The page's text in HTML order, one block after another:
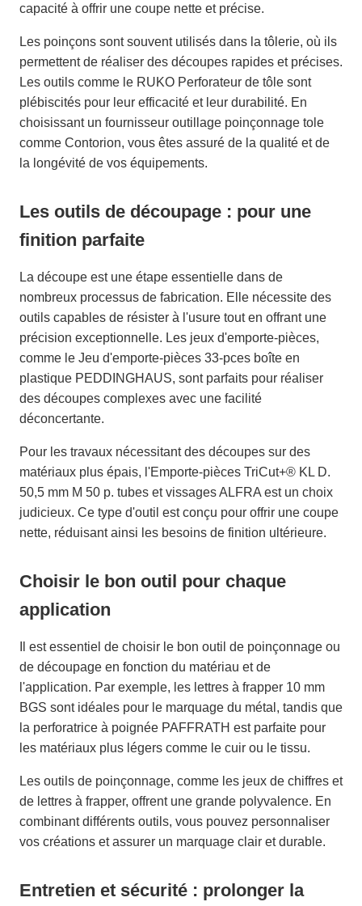
capacité à offrir une coupe nette et précise.
Les poinçons sont souvent utilisés dans la tôlerie, où ils
permettent de réaliser des découpes rapides et précises.
Les outils comme le RUKO Perforateur de tôle sont
plébiscités pour leur efficacité et leur durabilité. En
choisissant un fournisseur outillage poinçonnage tole
comme Contorion, vous êtes assuré de la qualité et de
la longévité de vos équipements.
Les outils de découpage : pour une
finition parfaite
La découpe est une étape essentielle dans de
nombreux processus de fabrication. Elle nécessite des
outils capables de résister à l'usure tout en offrant une
précision exceptionnelle. Les jeux d'emporte-pièces,
comme le Jeu d'emporte-pièces 33-pces boîte en
plastique PEDDINGHAUS, sont parfaits pour réaliser
des découpes complexes avec une facilité
déconcertante.
Pour les travaux nécessitant des découpes sur des
matériaux plus épais, l'Emporte-pièces TriCut+® KL D.
50,5 mm M 50 p. tubes et vissages ALFRA est un choix
judicieux. Ce type d'outil est conçu pour offrir une coupe
nette, réduisant ainsi les besoins de finition ultérieure.
Choisir le bon outil pour chaque
application
Il est essentiel de choisir le bon outil de poinçonnage ou
de découpage en fonction du matériau et de
l'application. Par exemple, les lettres à frapper 10 mm
BGS sont idéales pour le marquage du métal, tandis que
la perforatrice à poignée PAFFRATH est parfaite pour
les matériaux plus légers comme le cuir ou le tissu.
Les outils de poinçonnage, comme les jeux de chiffres et
de lettres à frapper, offrent une grande polyvalence. En
combinant différents outils, vous pouvez personnaliser
vos créations et assurer un marquage clair et durable.
Entretien et sécurité : prolonger la